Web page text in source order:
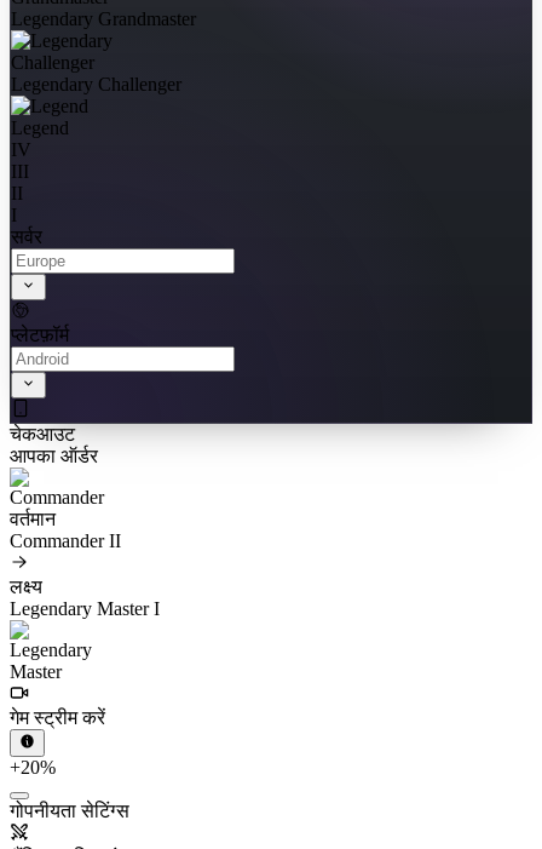
Legendary Grandmaster
Legendary Challenger
Legend
IV
III
II
I
सर्वर
प्लेटफ़ॉर्म
चेकआउट
आपका ऑर्डर
वर्तमान
Commander II
लक्ष्य
Legendary Master I
गेम स्ट्रीम करें
+20%
गोपनीयता सेटिंग्स